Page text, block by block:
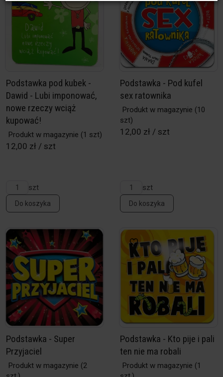
Podstawka pod kubek -
Dawid - Lubi imponować,
nowe rzeczy wciąż
kupować!
Produkt w magazynie (1 szt)
12,00 zł / szt
szt
Do koszyka
Podstawka - Pod kufel
sex ratownika
Produkt w magazynie (10
szt)
12,00 zł / szt
szt
Do koszyka
Podstawka - Super
Przyjaciel
Produkt w magazynie (2
Podstawka - Kto pije i pali
ten nie ma robali
Produkt w magazynie (1